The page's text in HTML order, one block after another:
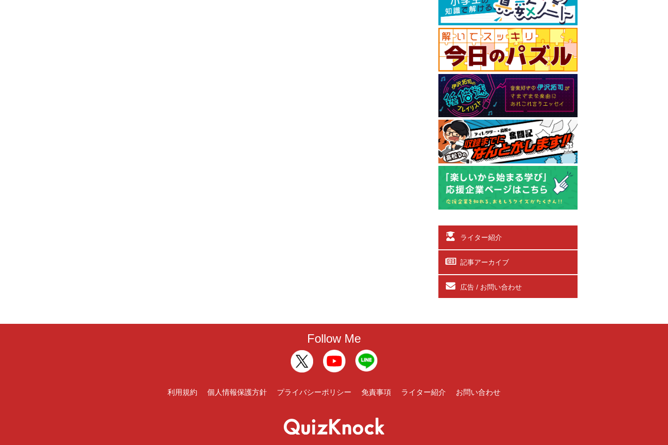
ライター紹介
記事アーカイブ
広告 / お問い合わせ
Follow Me
利用規約 個人情報保護方針 プライバシーポリシー 免責事項 ライター紹介 お問い合わせ